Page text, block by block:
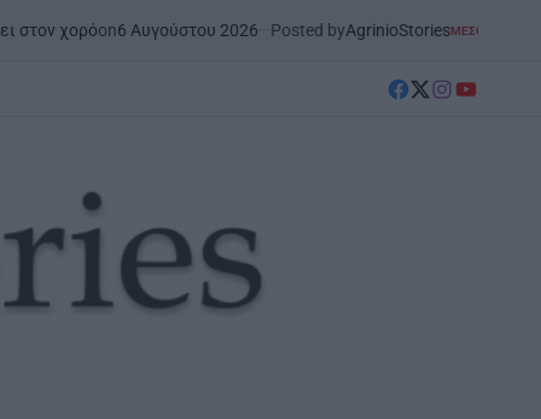
2026 Posted by AgrinioStoriesPOSTED
ΜΕΣΟΛΌΓΓΙΣΤΗΝ ΑΙΤΩΛΟΑΚΑΡΝΑΝΊΑ
facebook
Twitter
instagram
YouTube